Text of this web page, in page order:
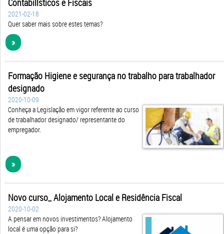
Contabilísticos e Fiscais
2021-02-18
Quer saber mais sobre estes temas?
»
Formação Higiene e segurança no trabalho para trabalhador
designado
2020-10-09
Conheça a Legislação em vigor referente ao curso
de trabalhador designado/ representante do
empregador.
»
Novo curso_ Alojamento Local e Residência Fiscal
2020-10-02
A pensar em novos investimentos? Alojamento
local é uma opção para si?